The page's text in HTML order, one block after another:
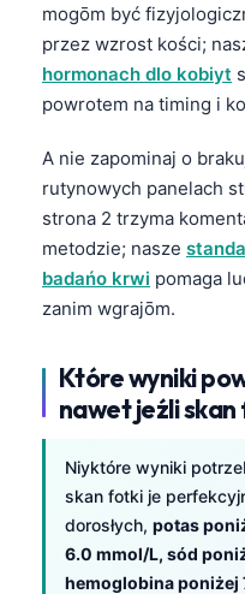
mogōm być
przez wzrost kości;
hormonach dlo kobiyt
powrotem na timing i
A nie zapominaj o
rutynowych panelach
strona 2 trzyma
metodzie; nasze
badańo krwi pomaga
zanim wgrajōm.
Które wyniki
nawet jeźli skan
Niyktóre wyniki
skan fotki je
dorosłych, potas
6.0 mmol/L, sód
hemoglobina poniżej
Հայերեն
Íslenska
Српски језик
Bosanski
Azərbaycan dili
日本語
Čeština
ქართული
Русский
Polski
한국어
Slovenščina